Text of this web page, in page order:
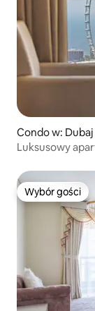
Condo w: Dubaj
Luksusowy
Wybór gości
Wybór gości